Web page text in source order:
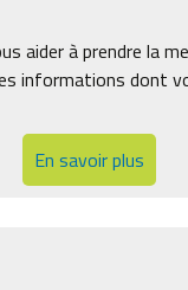
aider à prendre la
informations dont
En savoir plus